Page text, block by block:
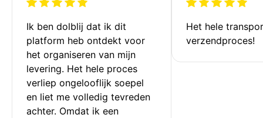
Ik ben dolblij dat ik dit
platform heb ontdekt voor
het organiseren van mijn
levering. Het hele proces
verliep ongelooflijk soepel
en liet me volledig tevreden
achter. Omdat ik een
Het hele
verzendproces!